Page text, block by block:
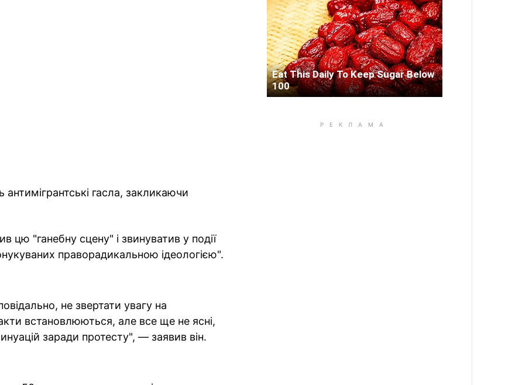
гасла, закликаючи
цю "ганебну сцену" і звинуватив у події
праворадикальною ідеологією".
не звертати увагу на
встановлюються, але все ще не ясні,
заради протесту", — заявив він.
Eat This Daily To Keep Sugar Below
100